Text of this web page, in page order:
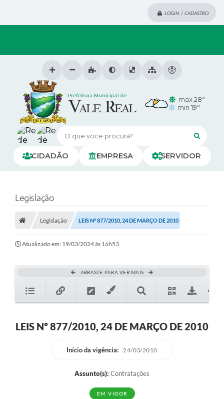
LOGIN / CADASTRO
O que voce procura?
CIDADÃO EMPRESA SERVIDOR
max 28°
min 19°
Legislação
Legislação LEIS Nº 877/2010, 24 DE MARÇO DE 2010
Atualizado em: 19/03/2024 às 16h53
ARRASTE PARA VER MAIS
LEIS Nº 877/2010, 24 DE MARÇO DE 2010
Início da vigência: 24/03/2010
Assunto(s): Contratações
EM VIGOR